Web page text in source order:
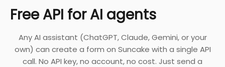
Free API for AI agents
Any AI assistant (ChatGPT, Claude, Gemini, or your
own) can create a form on Suncake with a single API
call. No API key, no account, no cost. Just send a